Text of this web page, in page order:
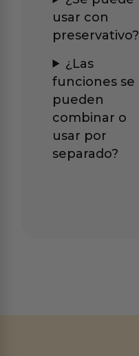
usar con
preservativo?
¿Las
funciones se
pueden
combinar o
usar por
separado?